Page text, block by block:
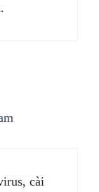
cài